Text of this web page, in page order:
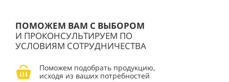
ПОМОЖЕМ ВАМ С ВЫБОРОМ
И ПРОКОНСУЛЬТИРУЕМ ПО
УСЛОВИЯМ СОТРУДНИЧЕСТВА
Поможем подобрать продукцию,
исходя из ваших потребностей